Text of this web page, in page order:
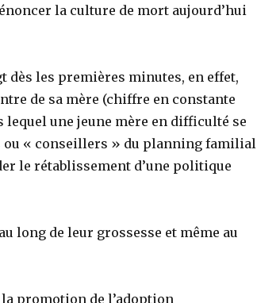
la culture de mort aujourd’hui
dès les premières minutes, en effet,
de sa mère (chiffre en constante
lequel une jeune mère en difficulté se
ou « conseillers » du planning familial
le rétablissement d’une politique
long de leur grossesse et même au
promotion de l’adoption